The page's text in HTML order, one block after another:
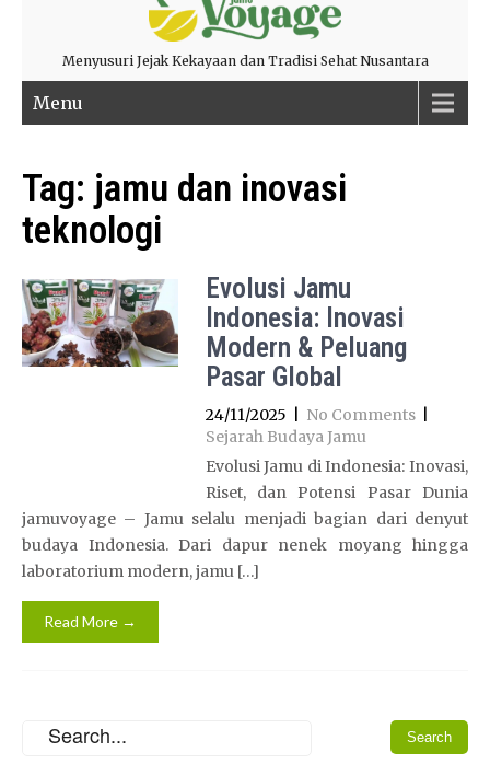
Menyusuri Jejak Kekayaan dan Tradisi Sehat Nusantara
Menu
Tag: jamu dan inovasi
teknologi
Evolusi Jamu
Indonesia: Inovasi
Modern & Peluang
Pasar Global
24/11/2025 No Comments
Sejarah Budaya Jamu
Evolusi Jamu di Indonesia: Inovasi,
Riset, dan Potensi Pasar Dunia
jamuvoyage – Jamu selalu menjadi bagian dari denyut
budaya Indonesia. Dari dapur nenek moyang hingga
laboratorium modern, jamu […]
Read More →